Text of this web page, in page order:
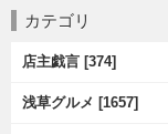
カテゴリ
店主戯言 [374]
浅草グルメ [1657]